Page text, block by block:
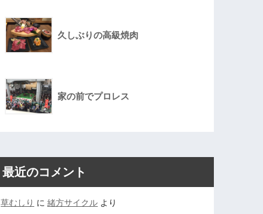
久しぶりの高級焼肉
家の前でプロレス
最近のコメント
草むしり に緒方サイクル より